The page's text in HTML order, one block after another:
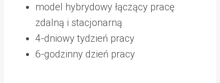
model hybrydowy łączący pracę
zdalną i stacjonarną
4-dniowy tydzień pracy
6-godzinny dzień pracy